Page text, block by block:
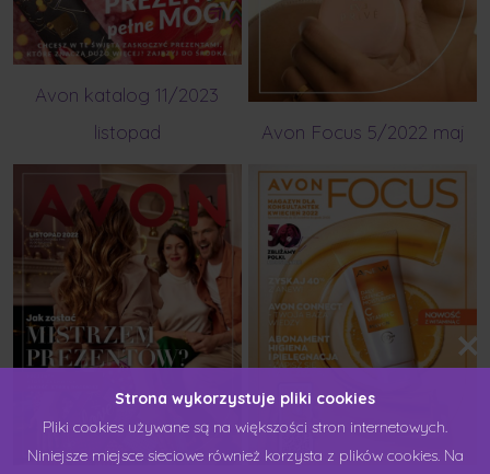
Avon katalog 11/2023
listopad
Avon Focus 5/2022 maj
Strona wykorzystuje pliki cookies
Pliki cookies używane są na większości stron internetowych.
Niniejsze miejsce sieciowe również korzysta z plików cookies. Na